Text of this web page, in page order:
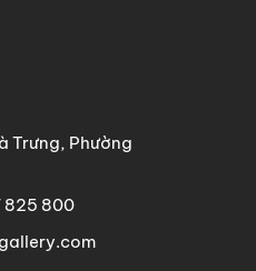
Trưng, Phường
825 800